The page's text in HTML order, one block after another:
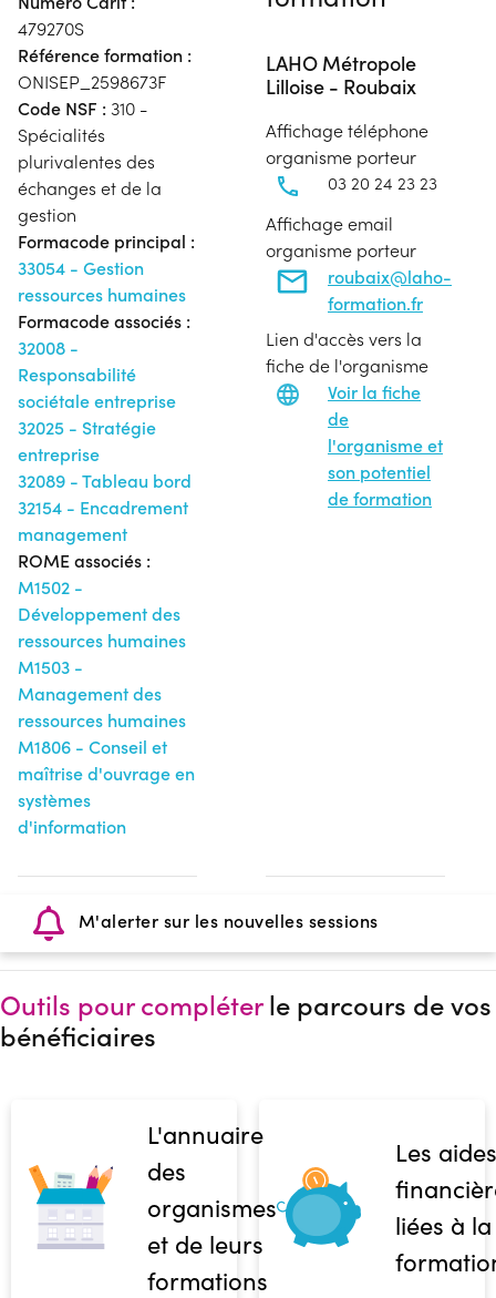
479270S
Référence formation :
ONISEP_2598673F
Code NSF : 310 -
Spécialités
plurivalentes des
échanges et de la
gestion
Formacode principal :
33054 - Gestion
ressources humaines
Formacode associés :
32008 -
Responsabilité
sociétale entreprise
32025 - Stratégie
entreprise
32089 - Tableau bord
32154 - Encadrement
management
ROME associés :
M1502 -
Développement des
ressources humaines
M1503 -
Management des
ressources humaines
M1806 - Conseil et
maîtrise d'ouvrage en
systèmes
d'information
LAHO Métropole
Lilloise - Roubaix
Affichage téléphone
organisme porteur
03 20 24 23 23
Affichage email
organisme porteur
roubaix@laho-
formation.fr
Lien d'accès vers la
fiche de l'organisme
Voir la fiche
de
l'organisme et
son potentiel
de formation
M'alerter sur les nouvelles sessions
Outils pour compléterle parcours de vos
bénéficiaires
L'annuaire
des
organismes
et de leurs
formations
Les aides
liées à la